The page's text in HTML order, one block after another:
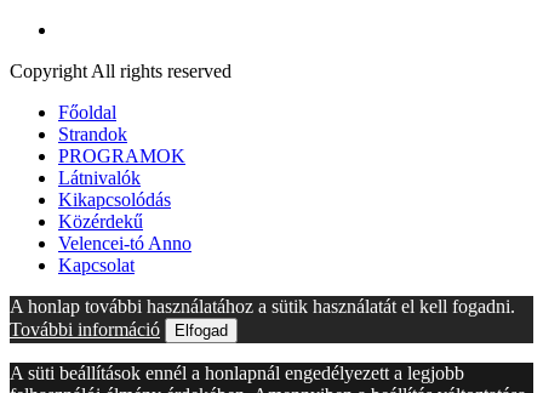
Copyright All rights reserved
Főoldal
Strandok
PROGRAMOK
Látnivalók
Kikapcsolódás
Közérdekű
Velencei-tó Anno
Kapcsolat
A honlap további használatához a sütik használatát el kell fogadni.
További információ
Elfogad
A süti beállítások ennél a honlapnál engedélyezett a legjobb